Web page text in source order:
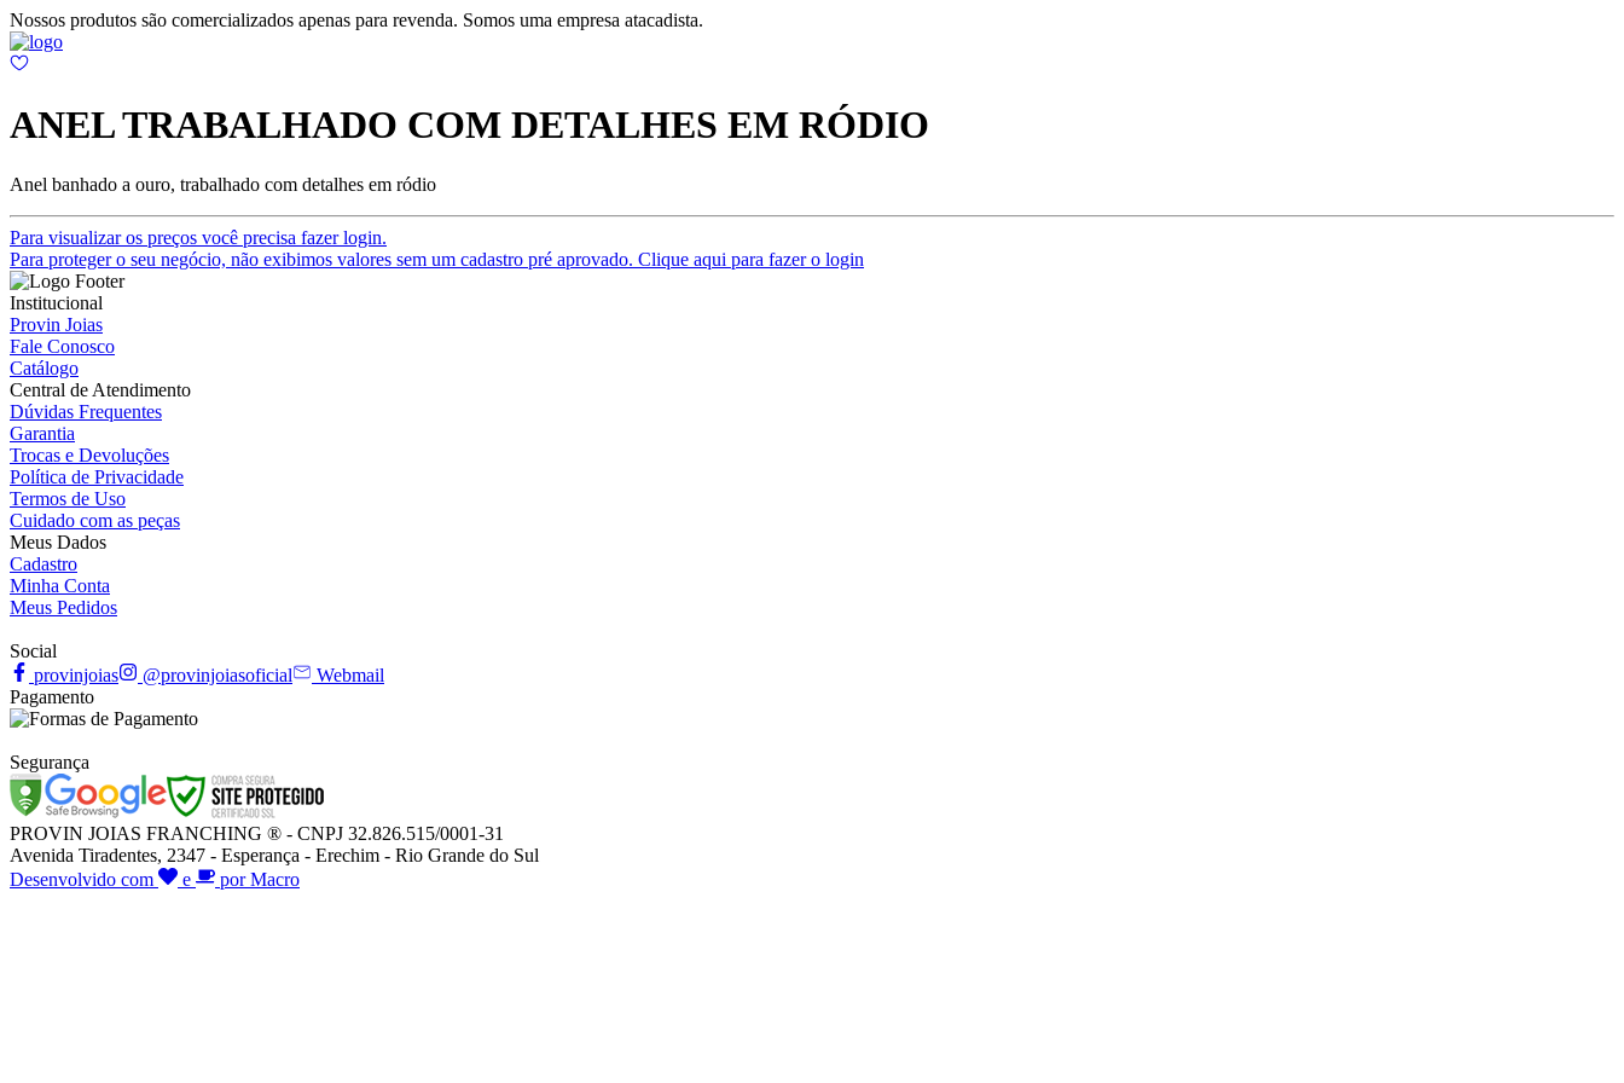
Nossos produtos são comercializados apenas para revenda. Somos uma empresa atacadista.
ANEL TRABALHADO COM DETALHES EM RÓDIO
Anel banhado a ouro, trabalhado com detalhes em ródio
Para visualizar os preços você precisa fazer login.
Para proteger o seu negócio, não exibimos valores sem um cadastro pré aprovado. Clique aqui para fazer o login
Institucional
Provin Joias
Fale Conosco
Catálogo
Central de Atendimento
Dúvidas Frequentes
Garantia
Trocas e Devoluções
Política de Privacidade
Termos de Uso
Cuidado com as peças
Meus Dados
Cadastro
Minha Conta
Meus Pedidos
Social
provinjoias
@provinjoiasoficial
Webmail
Pagamento
Segurança
PROVIN JOIAS FRANCHING ® - CNPJ 32.826.515/0001-31
Avenida Tiradentes, 2347 - Esperança - Erechim - Rio Grande do Sul
Desenvolvido com
e por Macro